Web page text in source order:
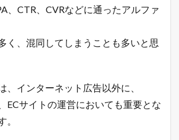
、CTR、CVRなどに通ったアルファ
く、混同してしまうことも多いと思
、インターネット広告以外に、
ECサイトの運営においても重要とな
。